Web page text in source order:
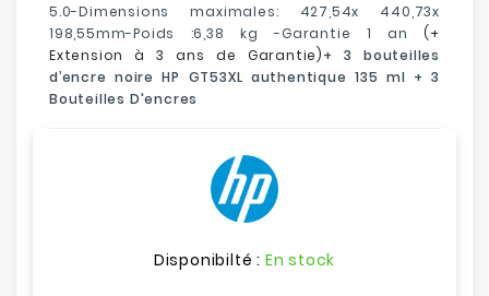
5.0-Dimensions maximales: 427,54x 440,73x
198,55mm-Poids :6,38 kg -Garantie 1 an(+
Extension à 3 ans de Garantie)+ 3 bouteilles
d’encre noire HP GT53XL authentique 135 ml + 3
Bouteilles D'encres
Disponibilté : En stock